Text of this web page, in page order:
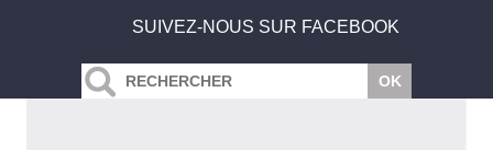
SUIVEZ-NOUS SUR FACEBOOK